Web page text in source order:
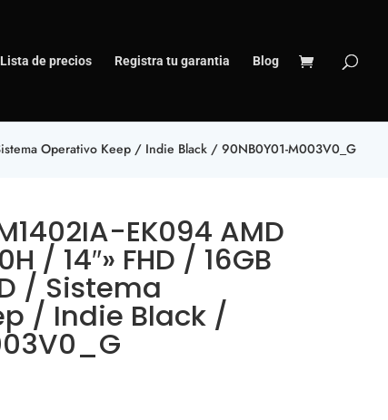
Lista de precios Registra tu garantia Blog
Operativo Keep / Indie Black / 90NB0Y01-M003V0_G
EK094 AMD
/ 14″» FHD / 16GB
/ Sistema
/ Indie Black /